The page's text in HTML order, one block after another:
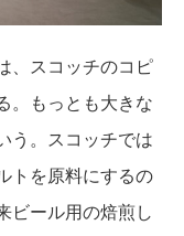
、スコッチのコピ
。もっとも大きな
う。スコッチでは
トを原料にするの
ビール用の焙煎し